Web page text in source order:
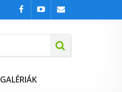
GALÉRIÁK